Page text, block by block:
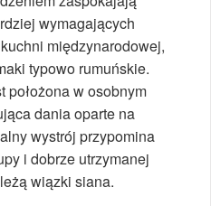
wymagających
międzynarodowej,
typowo rumuńskie.
położona w osobnym
dania oparte na
wystrój przypomina
i dobrze utrzymanej
wiązki siana.